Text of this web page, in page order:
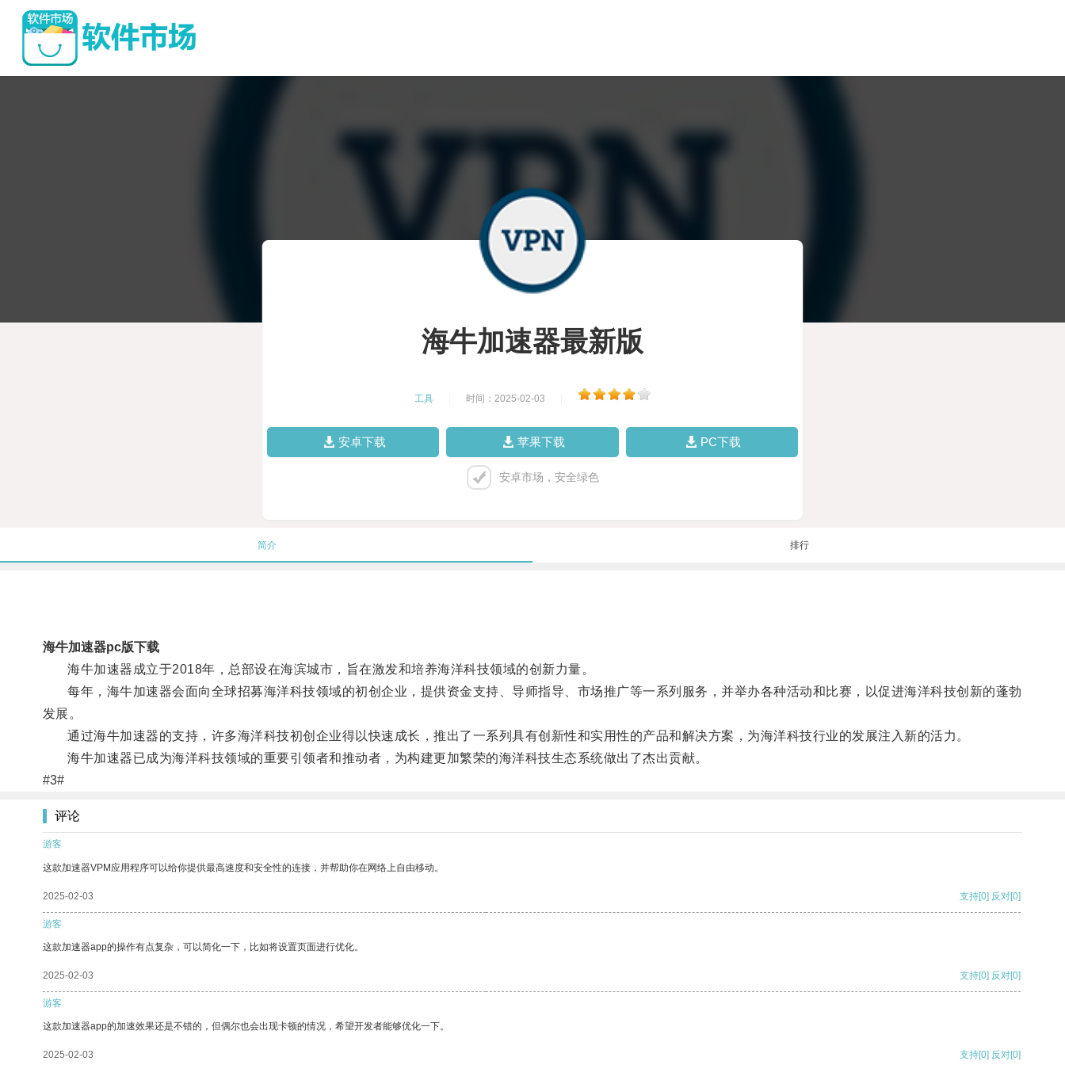
海牛加速器最新版
工具 时间：2025-02-03
安卓下载 苹果下载 PC下载
安卓市场，安全绿色
简介 排行
海牛加速器pc版下载
海牛加速器成立于2018年，总部设在海滨城市，旨在激发和培养海洋科技领域的创新力量。
每年，海牛加速器会面向全球招募海洋科技领域的初创企业，提供资金支持、导师指导、市场推广等一系列服务，并举办各种活动和比赛，以促进海洋科技创新的蓬勃
发展。
通过海牛加速器的支持，许多海洋科技初创企业得以快速成长，推出了一系列具有创新性和实用性的产品和解决方案，为海洋科技行业的发展注入新的活力。
海牛加速器已成为海洋科技领域的重要引领者和推动者，为构建更加繁荣的海洋科技生态系统做出了杰出贡献。
#3#
评论
游客
这款加速器VPM应用程序可以给你提供最高速度和安全性的连接，并帮助你在网络上自由移动。
2025-02-03 支持[0] 反对[0]
游客
这款加速器app的操作有点复杂，可以简化一下，比如将设置页面进行优化。
2025-02-03 支持[0] 反对[0]
游客
这款加速器app的加速效果还是不错的，但偶尔也会出现卡顿的情况，希望开发者能够优化一下。
2025-02-03 支持[0] 反对[0]